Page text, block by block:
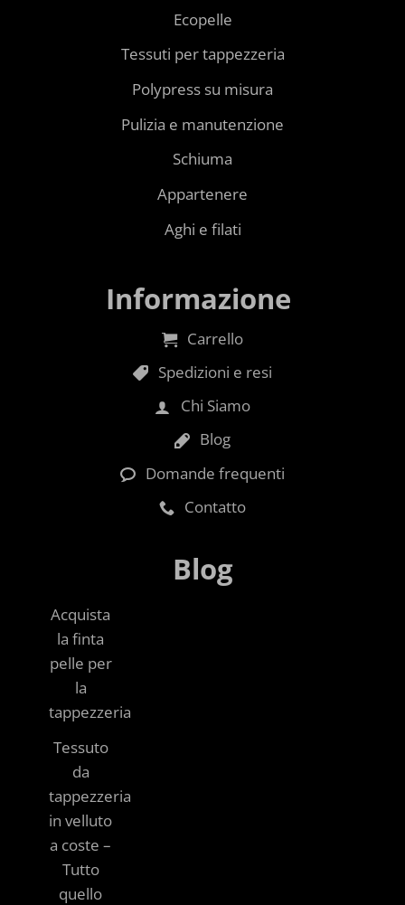
Ecopelle
Tessuti per tappezzeria
Polypress su misura
Pulizia e manutenzione
Schiuma
Appartenere
Aghi e filati
Informazione
Carrello
Spedizioni e resi
Chi Siamo
Blog
Domande frequenti
Contatto
Blog
Acquista
la finta
pelle per
la
tappezzeria
Tessuto
da
tappezzeria
in velluto
a coste –
Tutto
quello